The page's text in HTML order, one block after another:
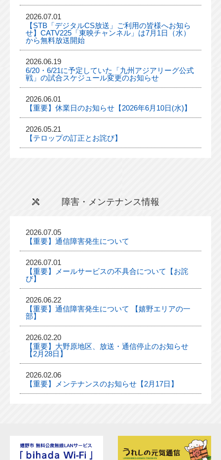
2026.07.01
【STB「デジタルCS放送」ご利用の皆様へお知ら
せ】CATV225「東映チャンネル」は7月1日（水）
から無料放送開始
2026.06.19
6/20・6/21に予定していた「九州アジアリーグ公式
戦」の試合スケジュール変更のお知らせ
2026.06.01
【重要】休業日のお知らせ【2026年6月10日(水)】
2026.05.21
【テロップの訂正とお詫び】
障害・メンテナンス情報
2026.07.05
【重要】通信障害発生について
2026.07.01
【重要】メールサービスの不具合について【お詫
び】
2026.06.22
【重要】通信障害発生について 【嬉野エリアの一
部】
2026.02.20
【重要】大野原地区、放送・通信停止のお知らせ
【2月28日】
2026.02.06
【重要】メンテナンスのお知らせ【2月17日】